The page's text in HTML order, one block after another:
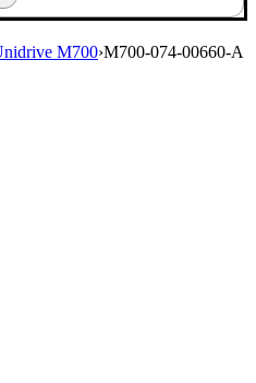
M700›M700-074-00660-A